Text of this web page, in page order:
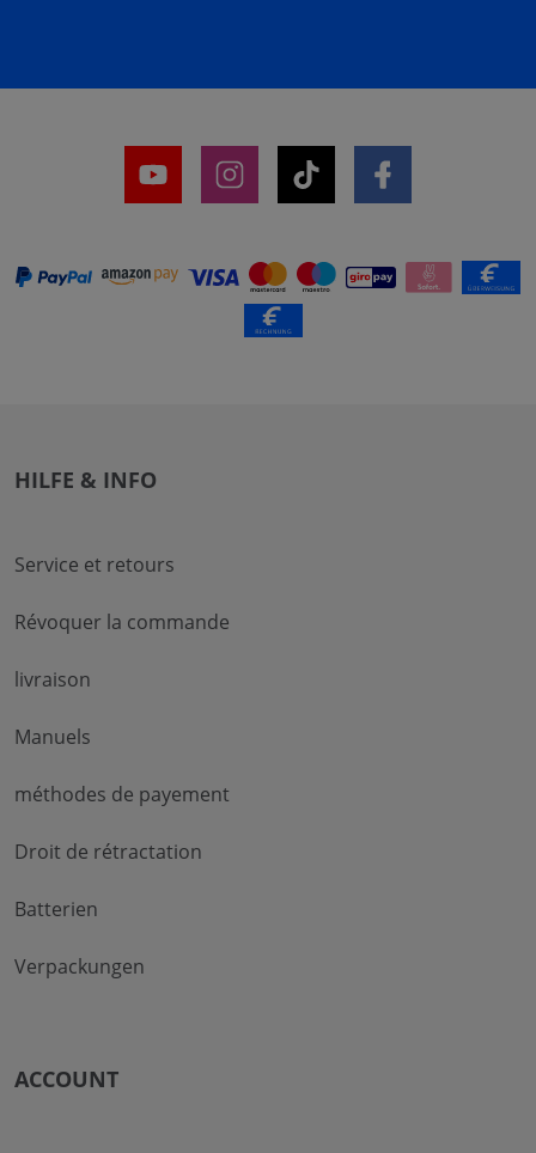
HILFE & INFO
Service et retours
Révoquer la commande
livraison
Manuels
méthodes de payement
Droit de rétractation
Batterien
Verpackungen
ACCOUNT